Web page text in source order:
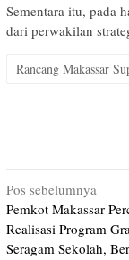
Sementara itu, pada
dari perwakilan
Rancang Makassar
Navigasi
pos
Pos sebelumnya
Pemkot Makassar
Realisasi Program
Seragam Sekolah,